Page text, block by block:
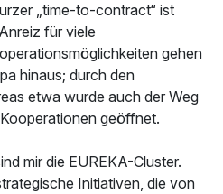
„time-to-contract“ ist
für viele
gehen
hinaus; durch den
etwa wurde auch der Weg
geöffnet.
mir die EUREKA-Cluster.
Initiativen, die von